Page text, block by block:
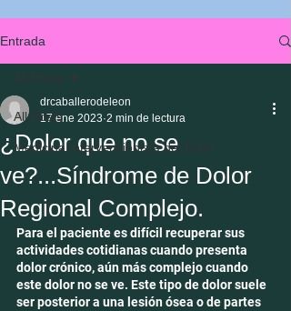
Entrada
All Posts
Medicina Intervencionista del Dolor
All Posts
¿Dolor que no se
ve?...Síndrome de Dolor
Regional Complejo.
drcaballerodeleon
17 ene 2023 2 min de lectura
Para el paciente es difícil recuperar sus
actividades cotidianas cuando presenta
dolor crónico, aún más complejo cuando
este dolor no se ve. Este tipo de dolor suele
ser posterior a una lesión ósea o de partes